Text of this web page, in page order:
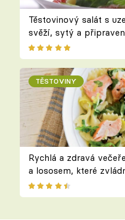
Těstovinový salát s
svěží, sytý a
TĚSTOVINY
Rychlá a zdravá
a lososem, které